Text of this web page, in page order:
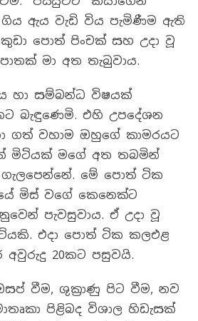
ගිය ඇය වැඩි විය පැමිණීම ඇති
පොත් පිංචක් සහ උදා වූ
මා අත තැබුවාය.
හා සම්බන්ධ විෂයක්
බැඳුණෙමි. එහි උපදේශන
ගත් වහාම ඔහුගේ කාමරයට
මිටියක් මගේ අත තබමින්
මේ පොත් ටික
මිස් වගේ කෙනෙක්ට
පැවසුවාය. ඒ උදා වූ
එදා පොත් ටික කලඑළ
අවුරුදු 20කට පසුවයි.
වීම, ශුක්‍රාණු පිට වීම, නව
පිළිබද විශාල හිඩැසක්